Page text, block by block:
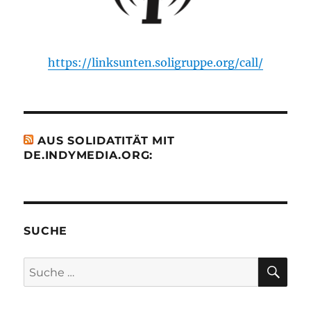
https://linksunten.soligruppe.org/call/
AUS SOLIDATITÄT MIT
DE.INDYMEDIA.ORG:
SUCHE
Suche
nach: